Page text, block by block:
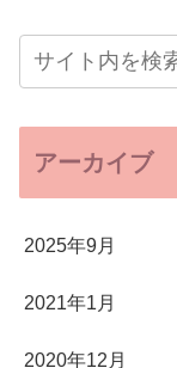
アーカイブ
2025年9月
2021年1月
2020年12月